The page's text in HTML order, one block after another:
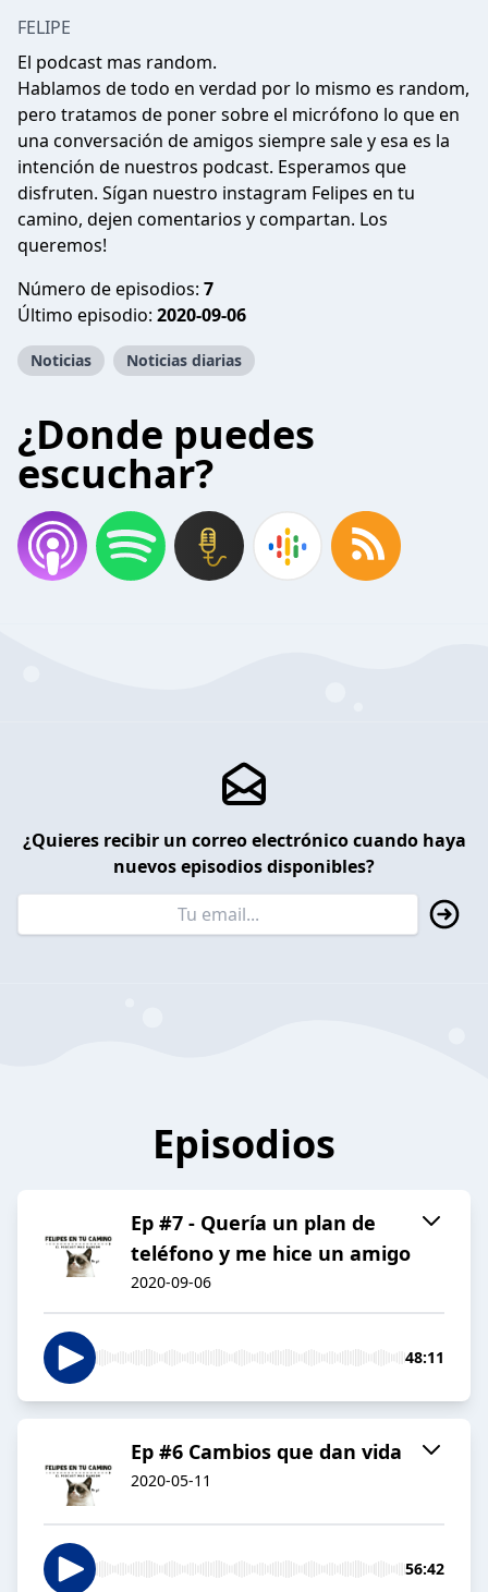
FELIPE
El podcast mas random.
Hablamos de todo en verdad por lo mismo es random,
pero tratamos de poner sobre el micrófono lo que en
una conversación de amigos siempre sale y esa es la
intención de nuestros podcast. Esperamos que
disfruten. Sígan nuestro instagram Felipes en tu
camino, dejen comentarios y compartan. Los
queremos!
Número de episodios: 7
Último episodio: 2020-09-06
Noticias Noticias diarias
¿Donde puedes
escuchar?
¿Quieres recibir un correo electrónico cuando haya
nuevos episodios disponibles?
Episodios
Ep #7 - Quería un plan de
teléfono y me hice un amigo
2020-09-06
48:11
Ep #6 Cambios que dan vida
2020-05-11
56:42